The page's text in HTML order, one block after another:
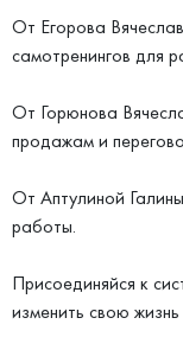
От Егорова
самотренингов для
От Горюнова
продажам и
От Аптулиной
работы.
Присоединяйся к
изменить свою